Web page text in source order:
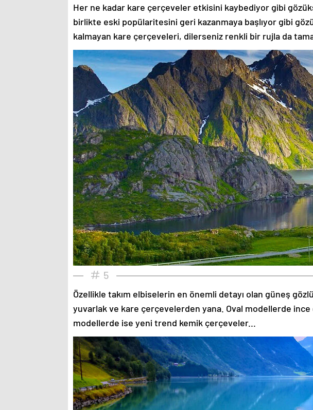
Her ne kadar kare çerçeveler etkisini kaybediyor gibi
birlikte eski popülaritesini geri kazanmaya başlıyor gibi
kalmayan kare çerçeveleri, dilerseniz renkli bir rujla da
5
Özellikle takım elbiselerin en önemli detayı olan güneş
yuvarlak ve kare çerçevelerden yana. Oval modellerde
modellerde ise yeni trend kemik çerçeveler...